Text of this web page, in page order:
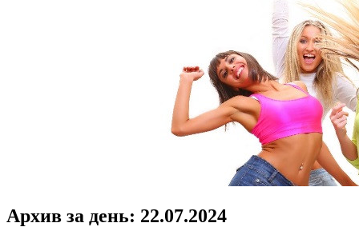
Архив за день: 22.07.2024